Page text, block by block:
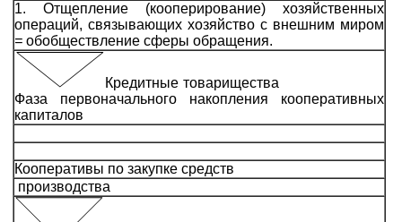
1. Отщепление (кооперирование) хозяйственных
операций, связывающих хозяйство с внешним миром
= обобществление сферы обращения.
Кредитные товарищества
Фаза первоначального накопления кооперативных
капиталов
Кооперативы по закупке средств
производства